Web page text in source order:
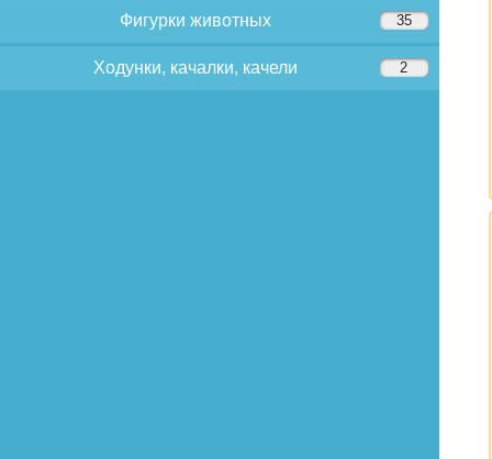
Фигурки животных 35
Ходунки, качалки, качели 2